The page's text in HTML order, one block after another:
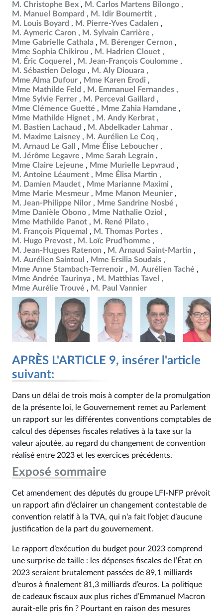
M. Christophe Bex
M. Carlos Martens Bilongo
M. Manuel Bompard
M. Idir Boumertit
M. Louis Boyard
M. Pierre-Yves Cadalen
M. Aymeric Caron
M. Sylvain Carrière
Mme Gabrielle Cathala
M. Bérenger Cernon
Mme Sophia Chikirou
M. Hadrien Clouet
M. Éric Coquerel
M. Jean-François Coulomme
M. Sébastien Delogu
M. Aly Diouara
Mme Alma Dufour
Mme Karen Erodi
Mme Mathilde Feld
M. Emmanuel Fernandes
Mme Sylvie Ferrer
M. Perceval Gaillard
Mme Clémence Guetté
Mme Zahia Hamdane
Mme Mathilde Hignet
M. Andy Kerbrat
M. Bastien Lachaud
M. Abdelkader Lahmar
M. Maxime Laisney
M. Aurélien Le Coq
M. Arnaud Le Gall
Mme Élise Leboucher
M. Jérôme Legavre
Mme Sarah Legrain
Mme Claire Lejeune
Mme Murielle Lepvraud
M. Antoine Léaument
Mme Élisa Martin
M. Damien Maudet
Mme Marianne Maximi
Mme Marie Mesmeur
Mme Manon Meunier
M. Jean-Philippe Nilor
Mme Sandrine Nosbé
Mme Danièle Obono
Mme Nathalie Oziol
Mme Mathilde Panot
M. René Pilato
M. François Piquemal
M. Thomas Portes
M. Hugo Prevost
M. Loïc Prud'homme
M. Jean-Hugues Ratenon
M. Arnaud Saint-Martin
M. Aurélien Saintoul
Mme Ersilia Soudais
Mme Anne Stambach-Terrenoir
M. Aurélien Taché
Mme Andrée Taurinya
M. Matthias Tavel
Mme Aurélie Trouvé
M. Paul Vannier
APRÈS L'ARTICLE 9, insérer l'article
suivant:
Dans un délai de trois mois à compter de la promulgation
de la présente loi, le Gouvernement remet au Parlement
un rapport sur les différentes conventions comptables de
calcul des dépenses fiscales relatives à la taxe sur la
valeur ajoutée, au regard du changement de convention
réalisé entre 2023 et les exercices précédents.
Exposé sommaire
Cet amendement des députés du groupe LFI-NFP prévoit
un rapport afin d’éclairer un changement contestable de
convention relatif à la TVA, qui n’a fait l’objet d’aucune
justification de la part du gouvernement.
Le rapport d’exécution du budget pour 2023 comprend
une surprise de taille : les dépenses fiscales de l’État en
2023 seraient brutalement passées de 89,1 milliards
d’euros à finalement 81,3 milliards d’euros. La politique
de cadeaux fiscaux aux plus riches d’Emmanuel Macron
aurait-elle pris fin ? Pourtant en raison des mesures